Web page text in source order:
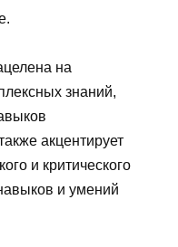
на
знаний,
акцентирует
и критического
и умений